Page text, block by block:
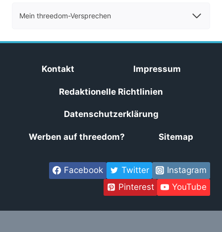
Mein threedom-Versprechen
Kontakt Impressum
Redaktionelle Richtlinien
Datenschutzerklärung
Werben auf threedom? Sitemap
Facebook Twitter
Instagram
Pinterest
YouTube